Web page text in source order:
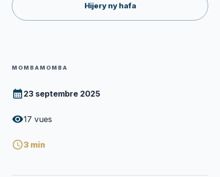
Hijery ny hafa
MOMBAMOMBA
23 septembre 2025
17 vues
3 min